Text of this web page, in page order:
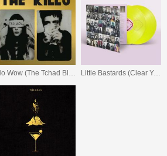
Little Bastards (Clear Yellow Vinyl) + サイン入りポストカード